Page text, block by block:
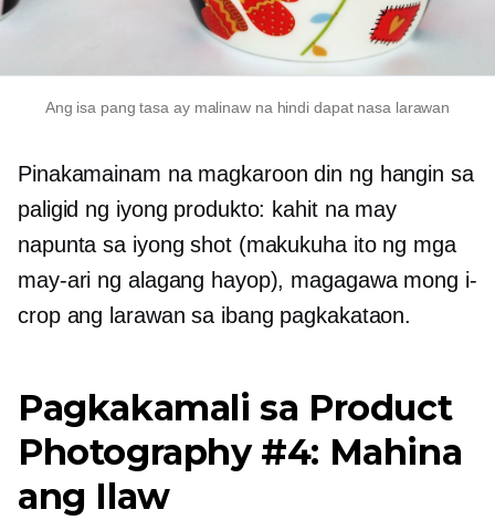
Ang isa pang tasa ay malinaw na hindi dapat nasa larawan
Pinakamainam na magkaroon din ng hangin sa
paligid ng iyong produkto: kahit na may
napunta sa iyong shot (makukuha ito ng mga
may-ari ng alagang hayop), magagawa mong i-
crop ang larawan sa ibang pagkakataon.
Pagkakamali sa Product
Photography #4: Mahina
ang Ilaw